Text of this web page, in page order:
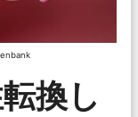
換し